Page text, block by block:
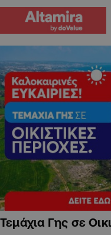
Τεμάχια Γης σε